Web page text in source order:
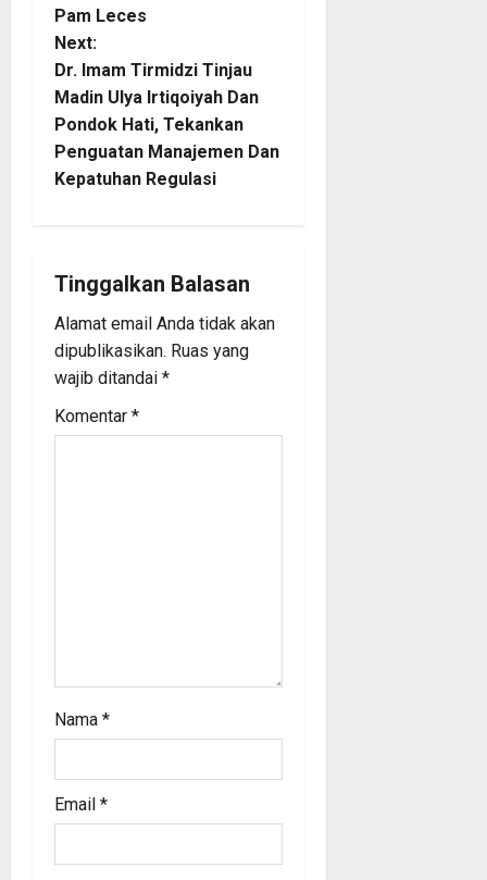
t
n
a
v
a
t
i
o
Pam Leces
Next:
Dr. Imam Tirmidzi Tinjau
Madin Ulya Irtiqoiyah Dan
Pondok Hati, Tekankan
Penguatan Manajemen Dan
Kepatuhan Regulasi
Tinggalkan Balasan
Alamat email Anda tidak akan
dipublikasikan. Ruas yang
wajib ditandai *
Komentar *
Nama *
Email *